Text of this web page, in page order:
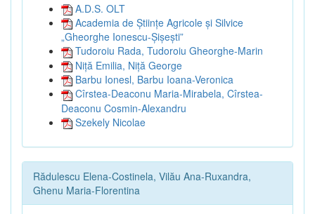
A.D.S. OLT
Academia de Științe Agricole și Silvice
„Gheorghe Ionescu-Șișești”
Tudoroiu Rada, Tudoroiu Gheorghe-Marin
Niță Emilia, Niță George
Barbu Ionesl, Barbu Ioana-Veronica
Cîrstea-Deaconu Maria-Mirabela, Cîrstea-
Deaconu Cosmin-Alexandru
Szekely Nicolae
Rădulescu Elena-Costinela, Vilău Ana-Ruxandra,
Ghenu Maria-Florentina